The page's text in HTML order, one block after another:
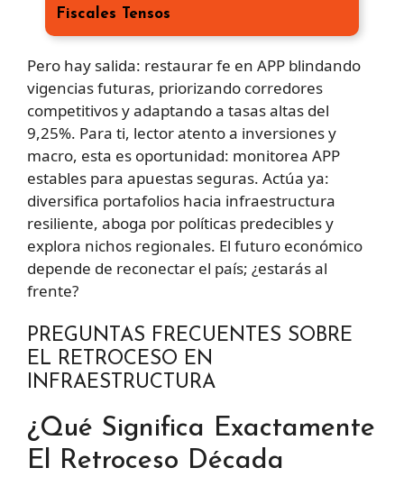
Fiscales Tensos
Pero hay salida: restaurar fe en APP blindando
vigencias futuras, priorizando corredores
competitivos y adaptando a tasas altas del
9,25%. Para ti, lector atento a inversiones y
macro, esta es oportunidad: monitorea APP
estables para apuestas seguras. Actúa ya:
diversifica portafolios hacia infraestructura
resiliente, aboga por políticas predecibles y
explora nichos regionales. El futuro económico
depende de reconectar el país; ¿estarás al
frente?
PREGUNTAS FRECUENTES SOBRE
EL RETROCESO EN
INFRAESTRUCTURA
¿Qué Significa Exactamente
El Retroceso Década